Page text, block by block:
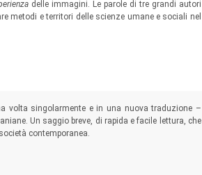
delle immagini. Le parole di tre grandi autori
metodi e territori delle scienze umane e sociali nel
volta singolarmente e in una nuova traduzione –
Un saggio breve, di rapida e facile lettura, che
contemporanea.